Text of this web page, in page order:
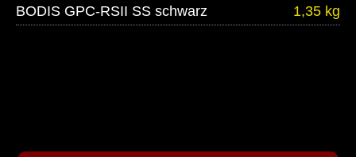
BODIS GPC-RSII SS schwarz
1,35 kg